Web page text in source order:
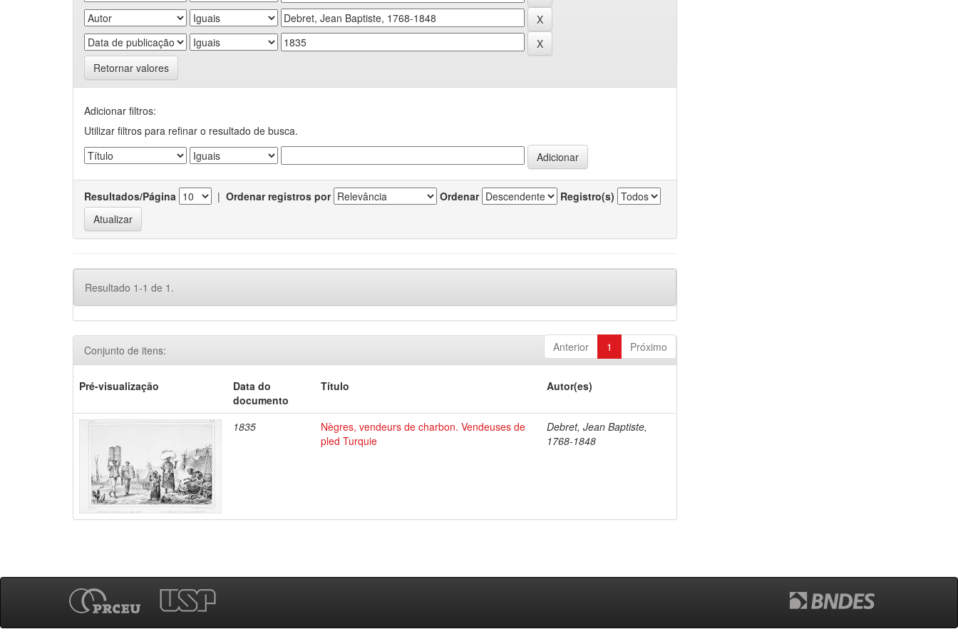
Retornar valores
Adicionar filtros:
Utilizar filtros para refinar o resultado de busca.
Resultados/Página | Ordenar registros por Ordenar Registro(s)
Resultado 1-1 de 1.
Anterior 1 Próximo
Conjunto de itens:
Pré-visualização
Data do
documento
Título Autor(es)
1835
Nègres, vendeurs de charbon. Vendeuses de
pled Turquie
Debret, Jean Baptiste,
1768-1848